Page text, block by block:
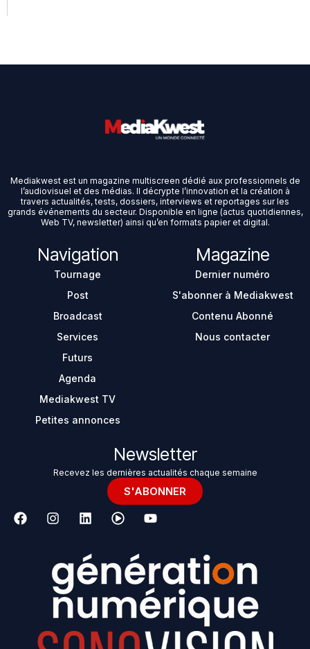
Mediakwest est un magazine multiscreen dédié aux professionnels de
l’audiovisuel et des médias. Il décrypte l’innovation et la création à
travers actualités, tests, dossiers, interviews et reportages sur les
grands événements du secteur. Disponible en ligne (actus quotidiennes,
Web TV, newsletter) ainsi qu’en formats papier et digital.
Navigation
Tournage
Post
Broadcast
Services
Futurs
Agenda
Mediakwest TV
Petites annonces
Magazine
Dernier numéro
S'abonner à Mediakwest
Contenu Abonné
Nous contacter
Newsletter
Recevez les dernières actualités chaque semaine
S'ABONNER